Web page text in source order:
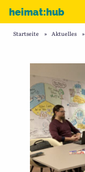
Zum Inhalt
heimat:hub
Startseite » Aktuelles »